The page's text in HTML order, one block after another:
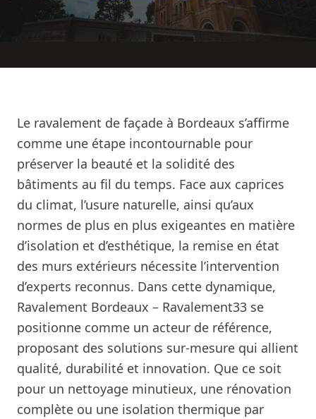
Le ravalement de façade à Bordeaux s’affirme
comme une étape incontournable pour
préserver la beauté et la solidité des
bâtiments au fil du temps. Face aux caprices
du climat, l’usure naturelle, ainsi qu’aux
normes de plus en plus exigeantes en matière
d’isolation et d’esthétique, la remise en état
des murs extérieurs nécessite l’intervention
d’experts reconnus. Dans cette dynamique,
Ravalement Bordeaux – Ravalement33 se
positionne comme un acteur de référence,
proposant des solutions sur-mesure qui allient
qualité, durabilité et innovation. Que ce soit
pour un nettoyage minutieux, une rénovation
complète ou une isolation thermique par